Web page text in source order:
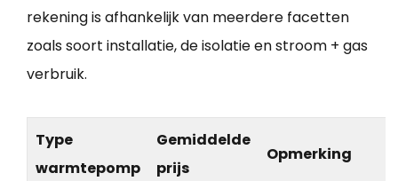
rekening is afhankelijk van meerdere facetten
zoals soort installatie, de isolatie en stroom + gas
verbruik.
Type
warmtepomp
Gemiddelde
prijs
Opmerking